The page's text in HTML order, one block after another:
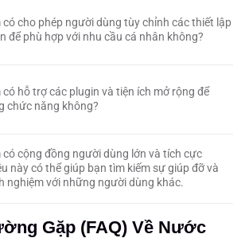
có cho phép người dùng tùy chỉnh các thiết lập
để phù hợp với nhu cầu cá nhân không?
có hỗ trợ các plugin và tiện ích mở rộng để
chức năng không?
có cộng đồng người dùng lớn và tích cực
này có thể giúp bạn tìm kiếm sự giúp đỡ và
nghiệm với những người dùng khác.
Gặp (FAQ) Về Nước